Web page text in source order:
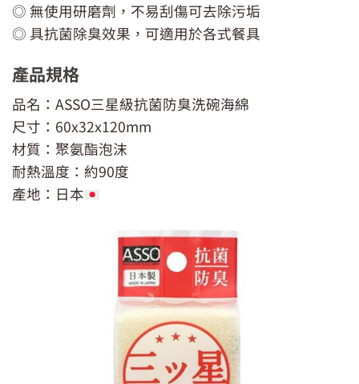
◎ 無使用研磨劑，不易刮傷可去除污垢
◎ 具抗菌除臭效果，可適用於各式餐具
產品規格
品名：ASSO三星級抗菌防臭洗碗海綿
尺寸：60x32x120mm
材質：聚氨酯泡沫
耐熱溫度：約90度
產地：日本